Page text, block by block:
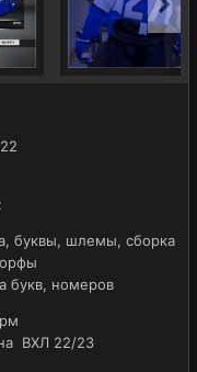
буквы, шлемы, сборка
букв, номеров
ВХЛ 22/23